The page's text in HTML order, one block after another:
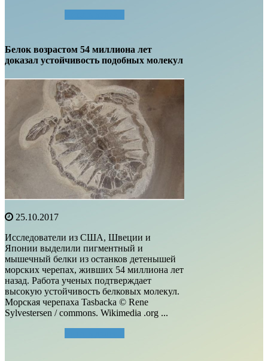
Белок возрастом 54 миллиона лет
доказал устойчивость подобных молекул
25.10.2017
Исследователи из США, Швеции и
Японии выделили пигментный и
мышечный белки из останков детенышей
морских черепах, живших 54 миллиона лет
назад. Работа ученых подтверждает
высокую устойчивость белковых молекул.
Морская черепаха Tasbacka © Rene
Sylvestersen / commons. Wikimedia .org ...